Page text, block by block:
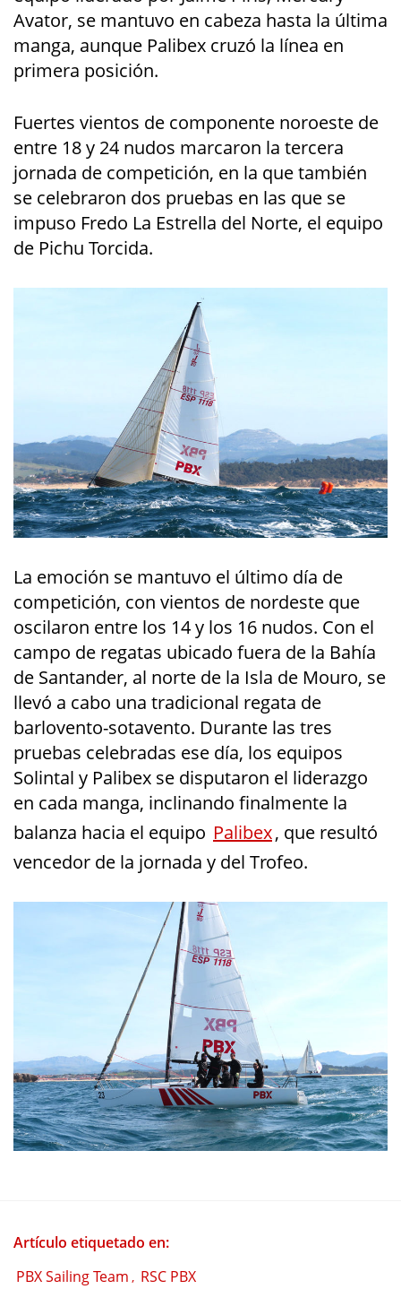
Avator, se mantuvo en cabeza hasta la última
manga, aunque Palibex cruzó la línea en
primera posición.
Fuertes vientos de componente noroeste de
entre 18 y 24 nudos marcaron la tercera
jornada de competición, en la que también
se celebraron dos pruebas en las que se
impuso Fredo La Estrella del Norte, el equipo
de Pichu Torcida.
La emoción se mantuvo el último día de
competición, con vientos de nordeste que
oscilaron entre los 14 y los 16 nudos. Con el
campo de regatas ubicado fuera de la Bahía
de Santander, al norte de la Isla de Mouro, se
llevó a cabo una tradicional regata de
barlovento-sotavento. Durante las tres
pruebas celebradas ese día, los equipos
Solintal y Palibex se disputaron el liderazgo
en cada manga, inclinando finalmente la
balanza hacia el equipo Palibex, que resultó
vencedor de la jornada y del Trofeo.
Artículo etiquetado en:
PBX Sailing Team , RSC PBX